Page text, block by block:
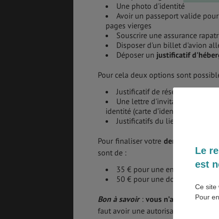
Une photo d'identité
Avoir un passeport valide
pages vierges
Souscrire une assurance
Disposer d'un billet d'avion
Déposer un justificatif
Pour cela deux options sont
Justificatif de réservation
Une lettre d'invitation rédigée
identité (carte d’identité chinoise
Justificatifs du lien familial,
Pour finaliser votre demande de
sont de :
35 € pour une entrée simple
50 € pour une double entrée
Bon à savoir: vous n’avez pas le
faut avoir une autorisation spéciale
Le
est
Ce site
Pour